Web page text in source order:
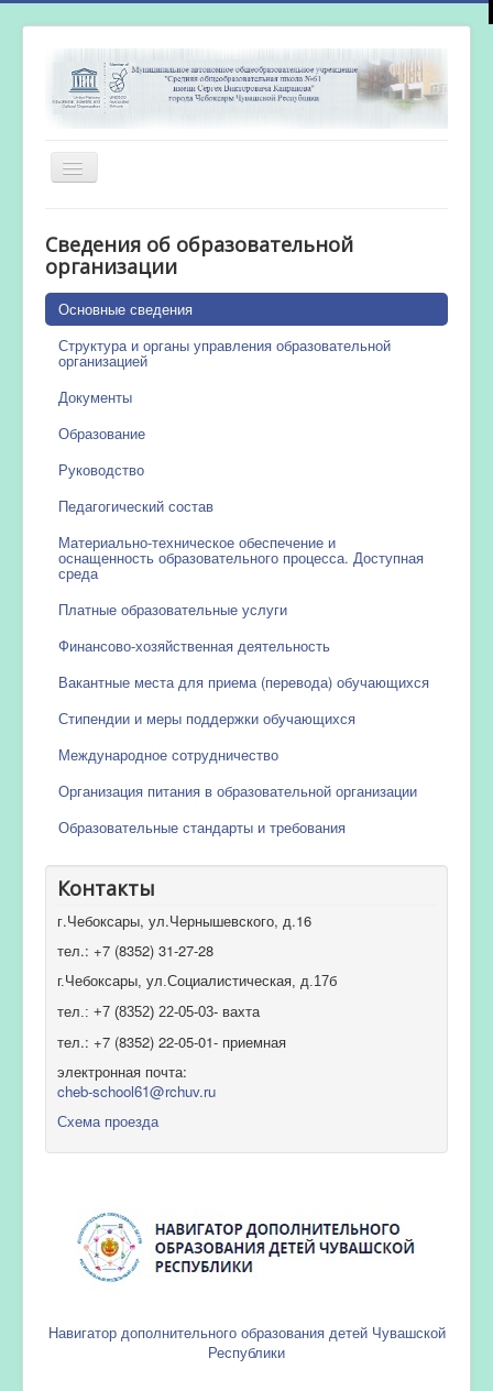
Включить/
выключить
Новости
Сетевой город
Сведения об образовательной
организации
Основные сведения
Структура и органы управления образовательной
организацией
Документы
Образование
Руководство
Педагогический состав
Материально-техническое обеспечение и
оснащенность образовательного процесса. Доступная
среда
Платные образовательные услуги
Финансово-хозяйственная деятельность
Вакантные места для приема (перевода) обучающихся
Стипендии и меры поддержки обучающихся
Международное сотрудничество
Организация питания в образовательной организации
Образовательные стандарты и требования
Контакты
г.Чебоксары, ул.Чернышевского, д.16
тел.: +7 (8352) 31-27-28
г.Чебоксары, ул.Социалистическая, д.17б
тел.: +7 (8352) 22-05-03- вахта
тел.: +7 (8352) 22-05-01- приемная
электронная почта:
cheb-school61@rchuv.ru
Схема проезда
Навигатор дополнительного образования детей Чувашской
Республики